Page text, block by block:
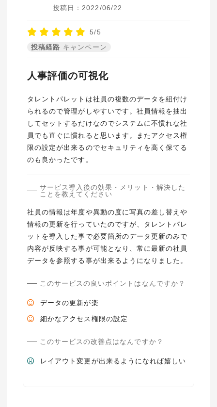
投稿日：2022/06/22
5/5
投稿経路 キャンペーン
人事評価の可視化
タレントパレットは社員の複数のデータを紐付け
られるので管理がしやすいです。社員情報を抽出
してセットするだけなのでシステムに不慣れな社
員でも直ぐに慣れると思います。またアクセス権
限の設定が出来るのでセキュリティを高く保てる
のも良かったです。
サービス導入後の効果・メリット・解決した
ことを教えてください
社員の情報は年度や異動の度に写真の差し替えや
情報の更新を行っていたのですが、タレントパレ
ットを導入した事で必要箇所のデータ更新のみで
内容が反映する事が可能となり、常に最新の社員
データを参照する事が出来るようになりました。
このサービスの良いポイントはなんですか？
データの更新が楽
細かなアクセス権限の設定
このサービスの改善点はなんですか？
レイアウト変更が出来るようになれば嬉しい